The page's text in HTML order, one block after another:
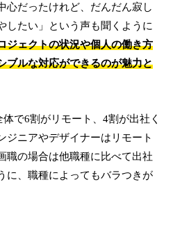
心だったけれど、だんだん寂し
したい」という声も聞くように
ジェクトの状況や個人の働き方
ブルな対応ができるのが魅力と
で6割がリモート、4割が出社く
ジニアやデザイナーはリモート
職の場合は他職種に比べて出社
に、職種によってもバラつきが